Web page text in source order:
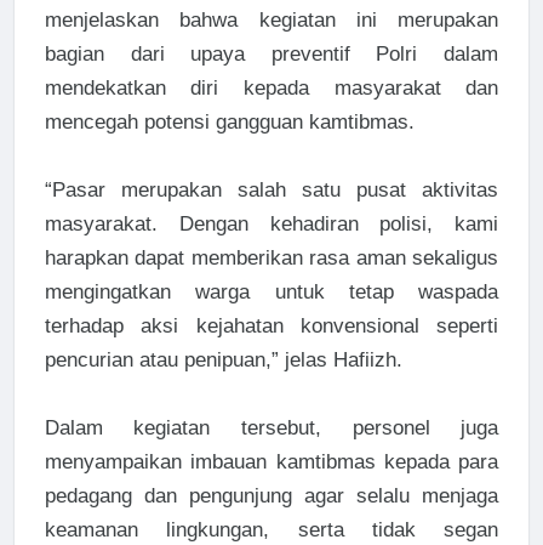
menjelaskan bahwa kegiatan ini merupakan
bagian dari upaya preventif Polri dalam
mendekatkan diri kepada masyarakat dan
mencegah potensi gangguan kamtibmas.
“Pasar merupakan salah satu pusat aktivitas
masyarakat. Dengan kehadiran polisi, kami
harapkan dapat memberikan rasa aman sekaligus
mengingatkan warga untuk tetap waspada
terhadap aksi kejahatan konvensional seperti
pencurian atau penipuan,” jelas Hafiizh.
Dalam kegiatan tersebut, personel juga
menyampaikan imbauan kamtibmas kepada para
pedagang dan pengunjung agar selalu menjaga
keamanan lingkungan, serta tidak segan